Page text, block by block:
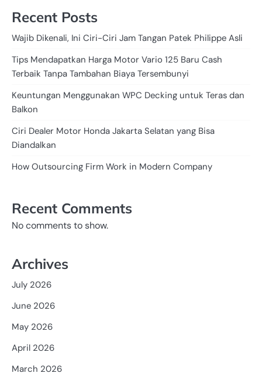
Recent Posts
Wajib Dikenali, Ini Ciri-Ciri Jam Tangan Patek Philippe Asli
Tips Mendapatkan Harga Motor Vario 125 Baru Cash
Terbaik Tanpa Tambahan Biaya Tersembunyi
Keuntungan Menggunakan WPC Decking untuk Teras dan
Balkon
Ciri Dealer Motor Honda Jakarta Selatan yang Bisa
Diandalkan
How Outsourcing Firm Work in Modern Company
Recent Comments
No comments to show.
Archives
July 2026
June 2026
May 2026
April 2026
March 2026